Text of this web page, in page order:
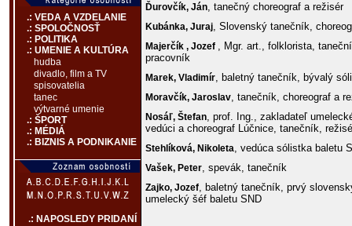
.: VEDA A VZDELANIE
.: SPOLOČNOSŤ
.: POLITIKA
.: UMENIE A KULTÚRA
hudba
divadlo, film a TV
spisovatelia
tanec
výtvarné umenie
.: ŠPORT
.: MÉDIÁ
.: BIZNIS A PODNIKANIE
.: NAPOSLEDY PRIDANÍ
Ďurovčík, Ján, tanečný choreograf a režisér
Kubánka, Juraj, Slovenský tanečník,
Majerčík , Jozef , Mgr. art., folklorista,
pracovník
Marek, Vladimír, baletný tanečník, bývalý
Moravčík, Jaroslav, tanečník, choreograf a
Nosáľ, Štefan, prof. Ing., zakladateľ
vedúci a choreograf Lúčnice, tanečník,
Stehlíková, Nikoleta, vedúca sólistka baletu
Vašek, Peter, spevák, tanečník
Zajko, Jozef, baletný tanečník, prvý
umelecký šéf baletu SND